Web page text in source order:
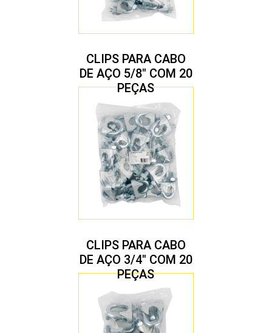
CLIPS PARA CABO
DE AÇO 5/8″ COM 20
PEÇAS
CLIPS PARA CABO
DE AÇO 3/4″ COM 20
PEÇAS